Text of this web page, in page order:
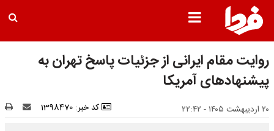
روایت مقام ایرانی از جزئیات پاسخ تهران به
پیشنهادهای آمریکا
۲۰ اردیبهشت ۱۴۰۵ - ۲۲:۴۲ کد خبر: 1398470